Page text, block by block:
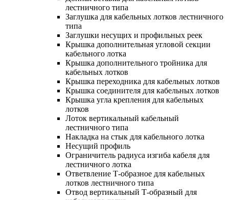
лестничного типа
Заглушка для кабельных лотков лестничного
типа
Заглушки несущих и профильных реек
Крышка дополнительная угловой секции
кабельного лотка
Крышка дополнительного тройника для
кабельных лотков
Крышка переходника для кабельных лотков
Крышка соединителя для кабельных лотков
Крышка угла крепления для кабельных
лотков
Лоток вертикальный кабельный
лестничного типа
Накладка на стык для кабельного лотка
Несущий профиль
Ограничитель радиуса изгиба кабеля для
лестничного лотка
Ответвление Т-образное для кабельных
лотков лестничного типа
Отвод вертикальный Т-образный для